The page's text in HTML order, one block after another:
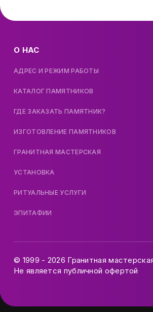
О НАС
АДРЕС И РЕЖИМ РАБОТЫ
КАТАЛОГ ПАМЯТНИКОВ
ГДЕ ЗАКАЗАТЬ ПАМЯТНИК?
ИЗГОТОВЛЕНИЕ ПАМЯТНИКОВ
ГРАНИТНАЯ МАСТЕРСКАЯ
УСТАНОВКА
РИТУАЛЬНЫЕ УСЛУГИ
ЭПИТАФИИ
© 1999 - 2026 Гранитная
Не является публичной офертой